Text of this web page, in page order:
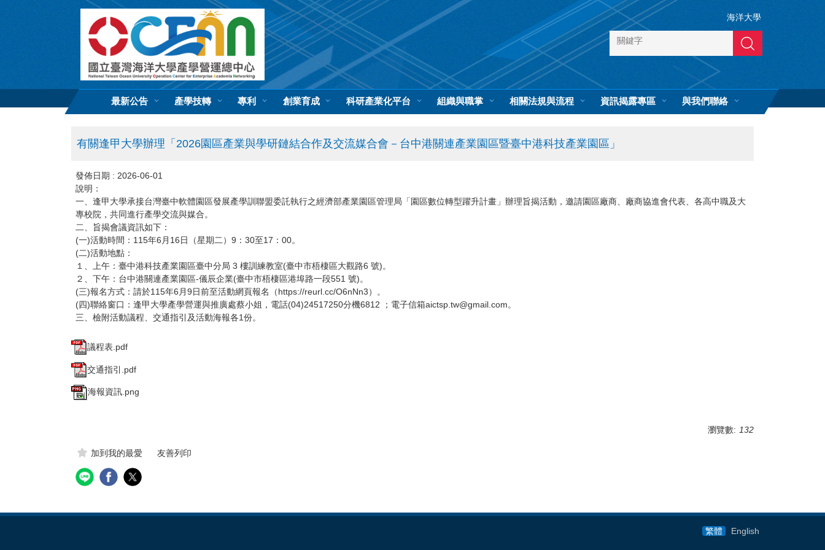
海洋大學
搜尋
最新公告 產學技轉 專利 創業育成 科研產業化平台 組織與職掌 相關法規與流程 資訊揭露專區 與我們聯絡
有關逢甲大學辦理「2026園區產業與學研鏈結合作及交流媒合會－台中港關連產業園區暨臺中港科技產業園區」
發佈日期 : 2026-06-01
說明：
一、逢甲大學承接台灣臺中軟體園區發展產學訓聯盟委託執行之經濟部產業園區管理局「園區數位轉型躍升計畫」辦理旨揭活動，邀請園區廠商、廠商協進會代表、各高中職及大
專校院，共同進行產學交流與媒合。
二、旨揭會議資訊如下：
(一)活動時間：115年6月16日（星期二）9：30至17：00。
(二)活動地點：
１、上午：臺中港科技產業園區臺中分局 3 樓訓練教室(臺中市梧棲區大觀路6 號)。
２、下午：台中港關連產業園區-儀辰企業(臺中市梧棲區港埠路一段551 號)。
(三)報名方式：請於115年6月9日前至活動網頁報名（https://reurl.cc/O6nNn3）。
(四)聯絡窗口：逢甲大學產學營運與推廣處蔡小姐，電話(04)24517250分機6812 ；電子信箱aictsp.tw@gmail.com。
三、檢附活動議程、交通指引及活動海報各1份。
議程表.pdf
交通指引.pdf
海報資訊.png
瀏覽數: 132
加到我的最愛 友善列印
繁體 English